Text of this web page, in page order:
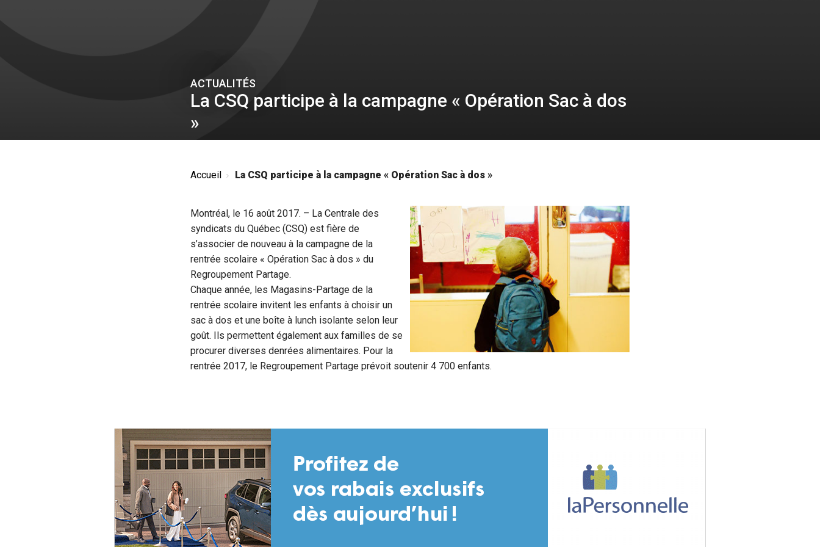
ACTUALITÉS
La CSQ participe à la campagne « Opération Sac à dos
»
Accueil La CSQ participe à la campagne « Opération Sac à dos »
Montréal, le 16 août 2017. – La Centrale des
syndicats du Québec (CSQ) est fière de
s’associer de nouveau à la campagne de la
rentrée scolaire « Opération Sac à dos » du
Regroupement Partage.
Chaque année, les Magasins-Partage de la
rentrée scolaire invitent les enfants à choisir un
sac à dos et une boîte à lunch isolante selon leur
goût. Ils permettent également aux familles de se
procurer diverses denrées alimentaires. Pour la
rentrée 2017, le Regroupement Partage prévoit soutenir 4 700 enfants.